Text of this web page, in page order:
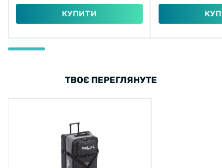
КУПИТИ
ТВОЄ ПЕРЕГЛЯНУТЕ